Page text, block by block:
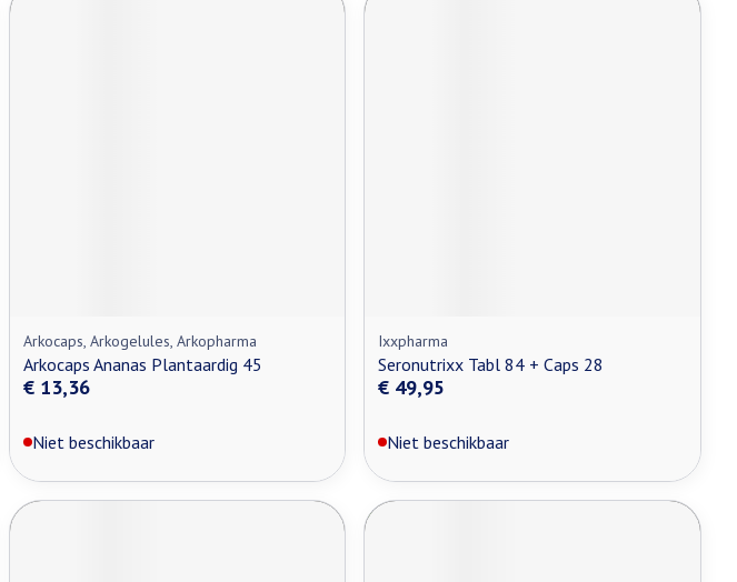
Arkocaps, Arkogelules, Arkopharma
Arkocaps Ananas Plantaardig 45
€ 13,36
Niet beschikbaar
Ixxpharma
Seronutrixx Tabl 84 + Caps 28
€ 49,95
Niet beschikbaar